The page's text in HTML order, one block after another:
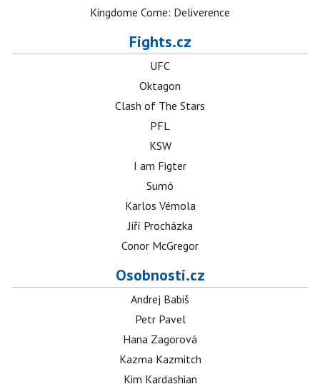
Kingdome Come: Deliverence
Fights.cz
UFC
Oktagon
Clash of The Stars
PFL
KSW
I am Figter
Sumó
Karlos Vémola
Jiří Procházka
Conor McGregor
Osobnosti.cz
Andrej Babiš
Petr Pavel
Hana Zagorová
Kazma Kazmitch
Kim Kardashian